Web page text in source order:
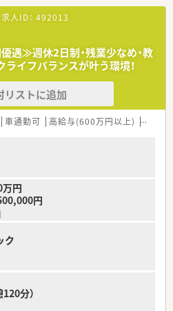
き、福島県を中心とし多数店舗展開して
をベースに、地域医療に開かれた薬局作
あることが多く、通勤範囲内でさまざま
す。
人ID： 492013
遇≫週休2日制・残業少なめ・教
ライフバランスが叶う環境！
リストに追加
車通勤可 高給与(600万円以上) 寮・借
円
円
ク
分）